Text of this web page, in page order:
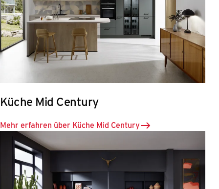
Küche Mid Century
Mehr erfahren über Küche Mid Century